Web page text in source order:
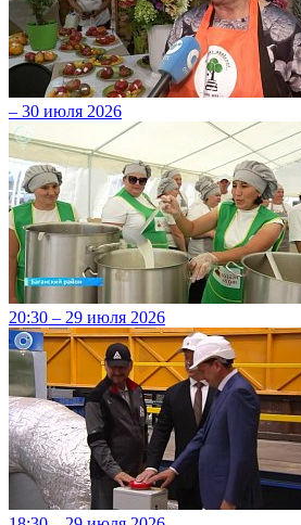
– 30 июля 2026
20:30 – 29 июля 2026